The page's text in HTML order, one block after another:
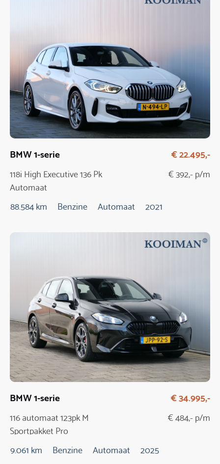
BMW 1-serie
118i High Executive 136 Pk
Automaat
€ 22.495,-
€ 392,- p/m
88.584 km Benzine Automaat 2021
BMW 1-serie
116 automaat 123pk M
Sportpakket Pro
€ 34.995,-
€ 484,- p/m
9.061 km Benzine Automaat 2025